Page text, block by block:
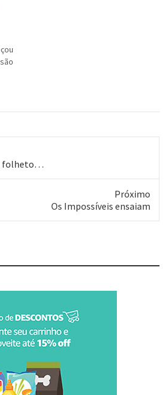
folheto…
Próximo
Os Impossíveis ensaiam